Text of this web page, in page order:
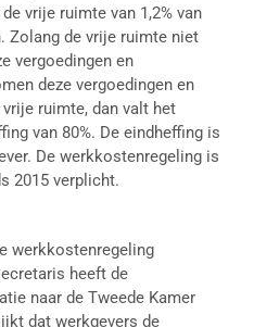
vrije ruimte van 1,2% van
Zolang de vrije ruimte niet
vergoedingen en
deze vergoedingen en
ruimte, dan valt het
van 80%. De eindheffing is
De werkkostenregeling is
2015 verplicht.
werkkostenregeling
heeft de
naar de Tweede Kamer
dat werkgevers de